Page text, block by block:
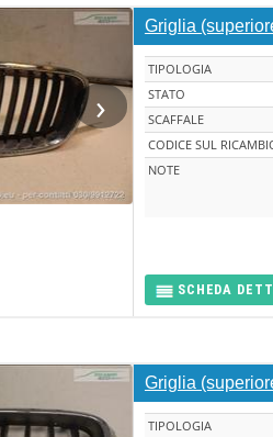
›
Griglia
TIPOLOGIA
STATO
SCAFFALE
CODICE SUL
NOTE
SCHEDA
Griglia
TIPOLOGIA